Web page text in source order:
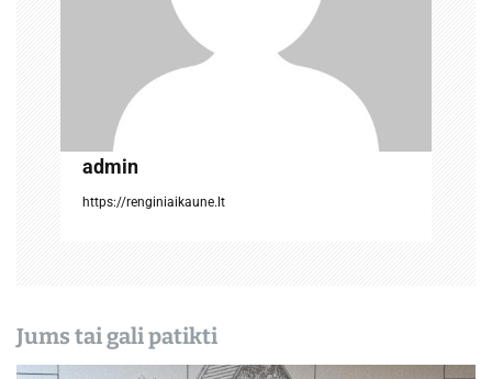
admin
https://renginiaikaune.lt
Jums tai gali patikti